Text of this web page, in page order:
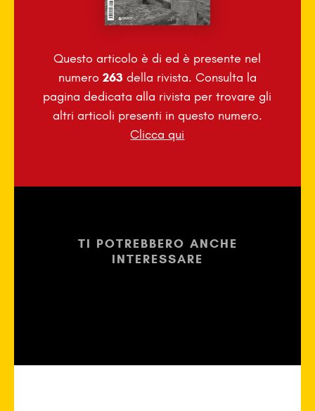
Questo articolo è died è presente nel
numero 263 della rivista. Consulta la
pagina dedicata alla rivista per trovare gli
altri articoli presenti in questo numero.
Clicca qui
TI POTREBBERO ANCHE
INTERESSARE